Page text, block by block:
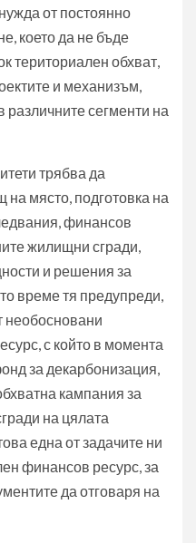
от постоянно
което да не бъде
териториален обхват,
и механизъм,
различните сегменти на
трябва да
място, подготовка на
финансов
жилищни сгради,
и решения за
време тя предупреди,
необосновани
с който в момента
за декарбонизация,
кампания за
на цялата
една от задачите ни
финансов ресурс, за
да отговаря на